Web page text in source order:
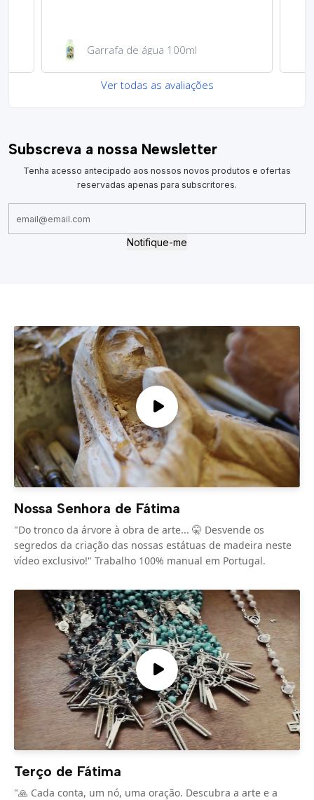
Garrafa de água 100ml
Ver todas as avaliações
Subscreva a nossa Newsletter
Tenha acesso antecipado aos nossos novos produtos e ofertas
reservadas apenas para subscritores.
Notifique-me
Nossa Senhora de Fátima
"Do tronco da árvore à obra de arte... 🤫 Desvende os
segredos da criação das nossas estátuas de madeira neste
vídeo exclusivo!" Trabalho 100% manual em Portugal.
Terço de Fátima
"🙏 Cada conta, um nó, uma oração. Descubra a arte e a